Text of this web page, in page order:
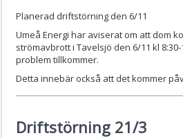
Planerad driftstörning den 6/11
Umeå Energi har aviserat om att dom
strömavbrott i Tavelsjö den 6/11 kl
problem tillkommer.
Detta innebär också att det kommer
Driftstörning 21/3